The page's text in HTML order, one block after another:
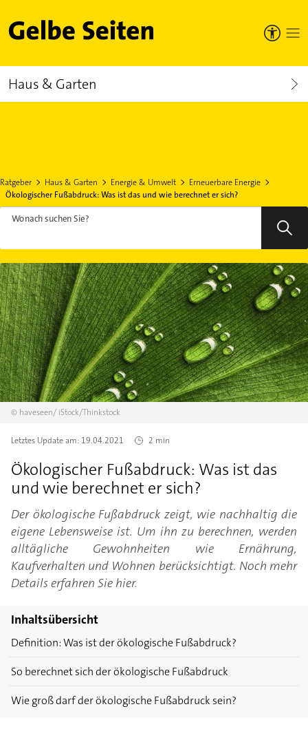
Gelbe Seiten
Haus & Garten
Ratgeber Haus & Garten Energie & Umwelt
Erneuerbare Energie
Ökologischer Fußabdruck: Was ist das und wie berechnet er sich?
Wonach suchen Sie?
© haveseen/ iStock/Thinkstock
Letztes Update am: 19.04.2021 2 min
Ökologischer Fußabdruck: Was ist das
und wie berechnet er sich?
Der ökologische Fußabdruck zeigt, wie nachhaltig die
eigene Lebensweise ist. Um ihn zu berechnen, werden
alltägliche Gewohnheiten wie Ernährung,
Kaufverhalten und Wohnen berücksichtigt. Noch mehr
Details erfahren Sie hier.
Inhaltsübersicht
Definition: Was ist der ökologische Fußabdruck?
So berechnet sich der ökologische Fußabdruck
Wie groß darf der ökologische Fußabdruck sein?